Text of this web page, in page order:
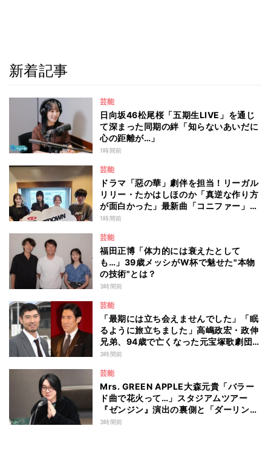
新着記事
芸能
日向坂46松尾桜「五期生LIVE」を通じ
て深まった同期の絆「知らないあいだに
心の距離が…」
1時間前
芸能
ドラマ「惡の華」劇伴を担当！リーガル
リリー・たかはしほのか「真逆な作り方
が面白かった」最新曲「コニファー」制
作秘話も
1時間前
芸能
福田正博「体力的には衰えたとして
も…」39歳メッシがW杯で魅せた"本物
の技術"とは？
3時間前
芸能
「最期には立ち会えませんでした」「眠
るように旅立ちました」高嶋政宏・政伸
兄弟、94歳で亡くなった元宝塚歌劇団ト
ップスターの母・寿美花代を追悼 ここ
いた
3時間前
芸能
Mrs. GREEN APPLE大森元貴「バラー
ド曲で花火って…」スタジアムツアー
『ゼンジン』演出の裏側と「ダーリン」
への思いを語る
3時間前